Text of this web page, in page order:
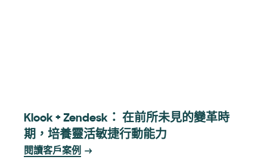
Klook + Zendesk： 在前所未見的變革時
期，培養靈活敏捷行動能力
閱讀客戶案例